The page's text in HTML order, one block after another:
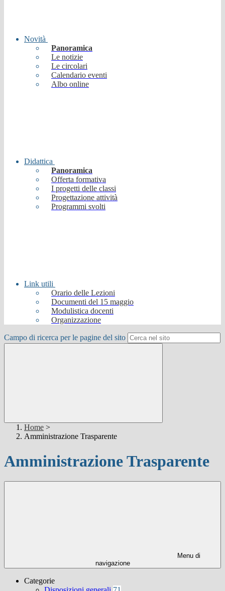
Novità
Panoramica
Le notizie
Le circolari
Calendario eventi
Albo online
Didattica
Panoramica
Offerta formativa
I progetti delle classi
Progettazione attività
Programmi svolti
Link utili
Orario delle Lezioni
Documenti del 15 maggio
Modulistica docenti
Organizzazione
Campo di ricerca per le pagine del sito
Home >
Amministrazione Trasparente
Amministrazione Trasparente
Menu di
navigazione
Categorie